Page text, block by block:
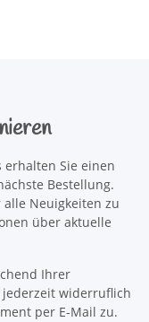
erhalten Sie einen
Bestellung.
Neuigkeiten zu
über aktuelle
Ihrer
widerruflich
per E-Mail zu.